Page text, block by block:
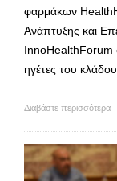
φαρμάκων
Ανάπτυξης και
InnoHealthForum
ηγέτες του
Διαβάστε περισσότερα